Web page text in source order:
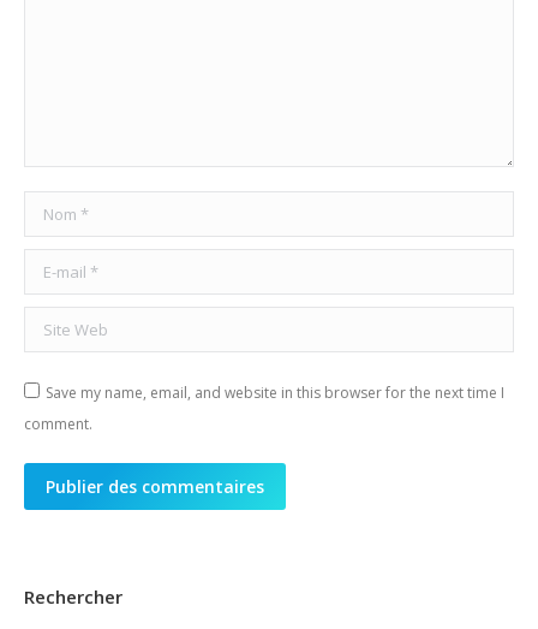
Nom *
E-mail *
Site Web
Save my name, email, and website in this browser for the next time I
comment.
Publier des commentaires
Rechercher